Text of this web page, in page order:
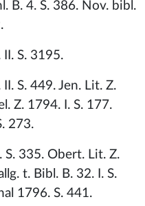
B. 4. S. 386. Nov. bibl.
S. 3195.
S. 449. Jen. Lit. Z.
Z. 1794. I. S. 177.
273.
S. 335. Obert. Lit. Z.
t. Bibl. B. 32. I. S.
1796. S. 441.